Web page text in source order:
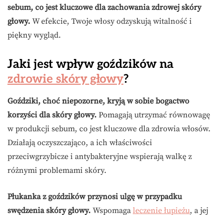
sebum, co jest kluczowe dla zachowania zdrowej skóry
głowy. W efekcie, Twoje włosy odzyskują witalność i
piękny wygląd.
Jaki jest wpływ goździków na
zdrowie skóry głowy?
Goździki, choć niepozorne, kryją w sobie bogactwo
korzyści dla skóry głowy. Pomagają utrzymać równowagę
w produkcji sebum, co jest kluczowe dla zdrowia włosów.
Działają oczyszczająco, a ich właściwości
przeciwgrzybicze i antybakteryjne wspierają walkę z
różnymi problemami skóry.
Płukanka z goździków przynosi ulgę w przypadku
swędzenia skóry głowy. Wspomaga leczenie łupieżu, a jej